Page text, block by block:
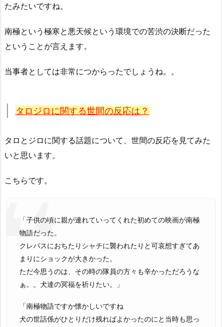
たみたいですね。
南極という極寒と悪天候という環境での苦渋の決断だった
ということが言えます。
当事者としては非常につからったでしょうね。。
タロジロに関する世間の反応は？
タロとジロに関する話題について、世間の反応を見てみた
いと思います。
こちらです。
「子供の頃に親が連れていってくれた初めての映画が南極
物語だった。
クレパスにおちたりシャチに襲われたりと可哀想すぎてあ
まりにショックが大きかった。
ただ今思うのは、その時の隊員の方々も辛かっただろうな
ぁ。。犬達の冥福を祈りたい。」
「南極物語ですか懐かしいですね
犬の世話係がひとりだけ残ればよかったのにと当時も思っ